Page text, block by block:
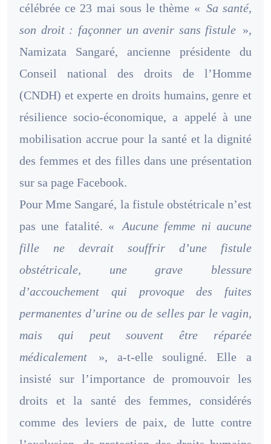
célébrée ce 23 mai sous le thème « Sa santé,
son droit : façonner un avenir sans fistule »,
Namizata Sangaré, ancienne présidente du
Conseil national des droits de l’Homme
(CNDH) et experte en droits humains, genre et
résilience socio-économique, a appelé à une
mobilisation accrue pour la santé et la dignité
des femmes et des filles dans une présentation
sur sa page Facebook.
Pour Mme Sangaré, la fistule obstétricale n’est
pas une fatalité. «
Aucune femme ni aucune
fille ne devrait souffrir d’une fistule
obstétricale, une grave blessure
d’accouchement qui provoque des fuites
permanentes d’urine ou de selles par le vagin,
mais qui peut souvent être réparée
médicalement
», a-t-elle souligné. Elle a
insisté sur l’importance de promouvoir les
droits et la santé des femmes, considérés
comme des leviers de paix, de lutte contre